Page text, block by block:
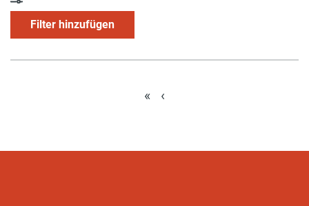
Filter hinzufügen
« ‹